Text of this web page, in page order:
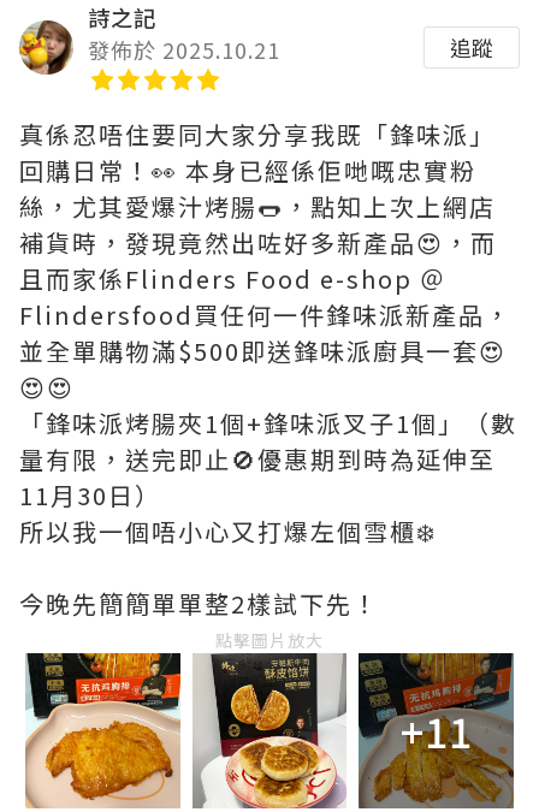
詩之記
發佈於 2025.10.21
追蹤
真係忍唔住要同大家分享我既「鋒味派」
回購日常！👀 本身已經係佢哋嘅忠實粉
絲，尤其愛爆汁烤腸🌭，點知上次上網店
補貨時，發現竟然出咗好多新產品😍，而
且而家係Flinders Food e-shop ＠
Flindersfood買任何一件鋒味派新產品，
並全單購物滿$500即送鋒味派廚具一套😍
😍😍
「鋒味派烤腸夾1個+鋒味派叉子1個」（數
量有限，送完即止🚫優惠期到時為延伸至
11月30日）
所以我一個唔小心又打爆左個雪櫃❄️
今晚先簡簡單單整2樣試下先！
點擊圖片放大
+11